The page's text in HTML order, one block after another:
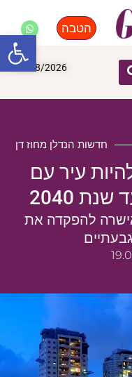
הטבה
09/08/2026
חדשות הנדלן מחוז דן
עיר עם
להפקדה את
פתח